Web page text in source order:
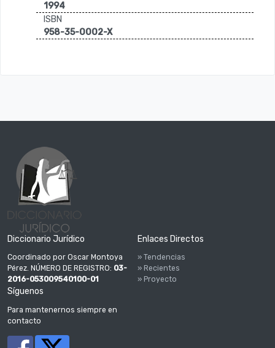
1994
ISBN
958-35-0002-X
Diccionario Jurídico
Coordinado por Oscar Montoya
Pérez. NÚMERO DE REGISTRO: 03-
2016-053009540100-01
Enlaces Directos
» Tendencias
» Recientes
» Proyecto
Síguenos
Para mantenernos siempre en
contacto